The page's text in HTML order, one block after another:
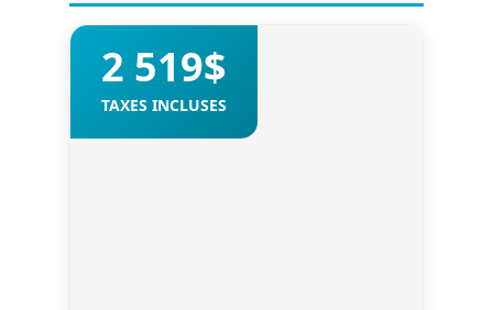
2 519$
TAXES INCLUSES